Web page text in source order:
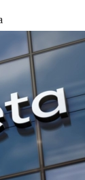
ADOLESCENTE